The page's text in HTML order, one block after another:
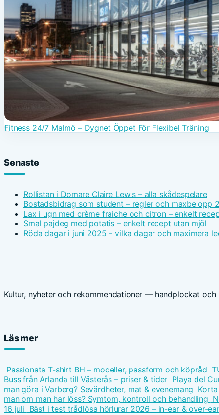
Fitness 24/7 Malmö – Dygnet Öppet För Flexibel Träning
Senaste
Rollistan i Domare Claire Lewis – alla skådespelare
Bostadsbidrag som student – regler och maxbelopp
Lax i ugn med crème fraiche och citron – enkelt
Smal pajdeg med potatis – enkelt recept utan mjöl
Röda dagar i juni 2025 – vilka dagar och maximera
Kultur, nyheter och rekommendationer — handplockat
Läs mer
Passionata T-shirt BH – modeller, passform och köpråd
Buss från Arlanda till Västerås – priser & tider Playa del
man göra i Varberg? Sevärdheter, mat & evenemang
man om man har löss? Symtom, kontroll och behandling
16 juli Bäst i test trådlösa hörlurar 2026 – in-ear & over-ear